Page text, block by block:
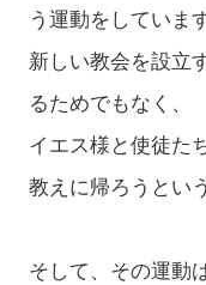
う運動をしています
新しい教会を設立
るためでもなく、
イエス様と使徒た
教えに帰ろうとい
そして、その運動